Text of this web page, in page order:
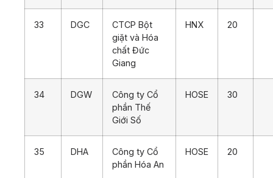
33 DGC
CTCP Bột
giặt và Hóa
chất Đức
Giang
HNX 20
34 DGW
Công ty Cổ
phần Thế
Giới Số
HOSE 30
35 DHA
Công ty Cổ
phần Hóa An
HOSE 20